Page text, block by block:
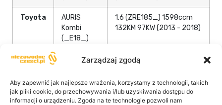
Zarządzaj zgodą
Aby zapewnić jak najlepsze wrażenia, korzystamy z technologii, takich
jak pliki cookie, do przechowywania i/lub uzyskiwania dostępu do
informacji o urządzeniu. Zgoda na te technologie pozwoli nam
Toyota
AURIS
Kombi
(_E18_)
1.6 (ZRE185_) 1598ccm
132KM 97KW (2013 - 2018)
Toyota
(_E18_)
1.6 D4-D (WWE185_)
(2015 - 2018)
Toyota
AURIS
1.8 Hybrid (ZWE186_)